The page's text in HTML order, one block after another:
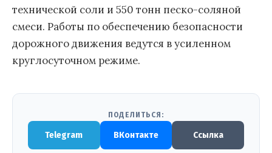
технической соли и 550 тонн песко-соляной
смеси. Работы по обеспечению безопасности
дорожного движения ведутся в усиленном
круглосуточном режиме.
ПОДЕЛИТЬСЯ:
Telegram ВКонтакте Ссылка